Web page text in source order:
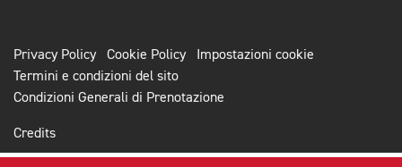
Privacy Policy Cookie Policy
Impostazioni cookie
Termini e condizioni del sito
Condizioni Generali di Prenotazione
Credits